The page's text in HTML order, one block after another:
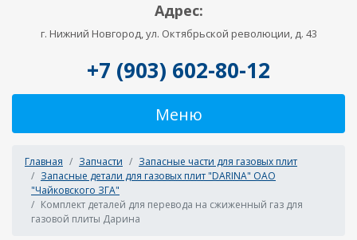
Адрес:
г. Нижний Новгород, ул. Октябрьской революции, д. 43
+7 (903) 602-80-12
Меню
Главная Запчасти
Запасные части для газовых плит
Запасные детали для газовых плит "DARINA" ОАО
"Чайковского ЗГА"
Комплект деталей для перевода на сжиженный газ для
газовой плиты Дарина